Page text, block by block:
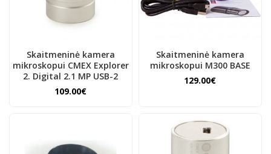
Skaitmeninė kamera
mikroskopui CMEX Explorer
2. Digital 2.1 MP USB-2
109.00€
Skaitmeninė kamera
mikroskopui M300 BASE
129.00€